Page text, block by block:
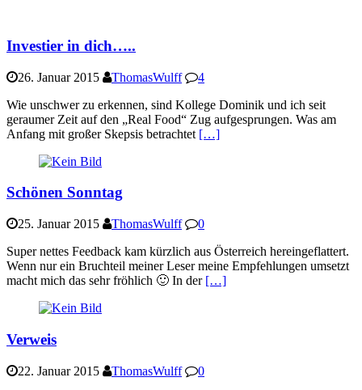
Investier in dich…..
26. Januar 2015 ThomasWulff
4
Wie unschwer zu erkennen, sind Kollege Dominik und ich seit
geraumer Zeit auf den „Real Food“ Zug aufgesprungen. Was am
Anfang mit großer Skepsis betrachtet […]
Schönen Sonntag
25. Januar 2015 ThomasWulff
0
Super nettes Feedback kam kürzlich aus Österreich hereingeflattert.
Wenn nur ein Bruchteil meiner Leser meine Empfehlungen umsetzt
macht mich das sehr fröhlich 🙂 In der […]
Verweis
22. Januar 2015 ThomasWulff
0